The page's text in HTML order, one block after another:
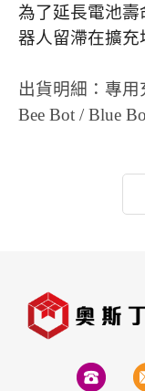
為了延長電池
器人留滯在擴充
出貨明細：專
Bee Bot / Blue